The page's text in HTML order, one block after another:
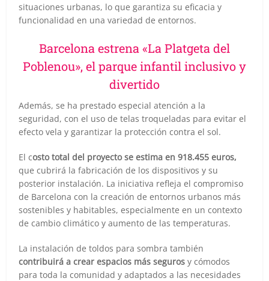
situaciones urbanas, lo que garantiza su eficacia y
funcionalidad en una variedad de entornos.
Barcelona estrena «La Platgeta del
Poblenou», el parque infantil inclusivo y
divertido
Además, se ha prestado especial atención a la
seguridad, con el uso de telas troqueladas para evitar el
efecto vela y garantizar la protección contra el sol.
El costo total del proyecto se estima en 918.455 euros,
que cubrirá la fabricación de los dispositivos y su
posterior instalación. La iniciativa refleja el compromiso
de Barcelona con la creación de entornos urbanos más
sostenibles y habitables, especialmente en un contexto
de cambio climático y aumento de las temperaturas.
La instalación de toldos para sombra también
contribuirá a crear espacios más seguros y cómodos
para toda la comunidad y adaptados a las necesidades